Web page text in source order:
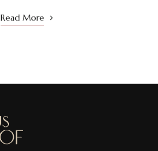
Read More